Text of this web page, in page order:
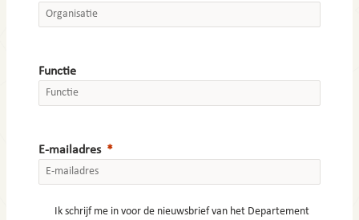
Functie
E-mailadres
Ik schrijf me in voor de nieuwsbrief van het Departement